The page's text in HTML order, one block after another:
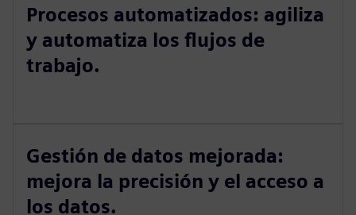
Procesos automatizados: agiliza
y automatiza los flujos de
trabajo.
Gestión de datos mejorada:
mejora la precisión y el acceso a
los datos.